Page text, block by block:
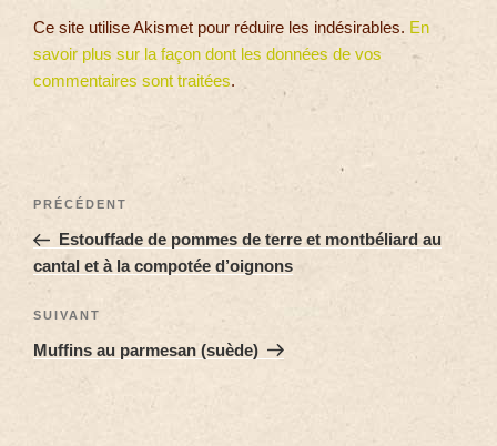
Ce site utilise Akismet pour réduire les indésirables. En
savoir plus sur la façon dont les données de vos
commentaires sont traitées.
PRÉCÉDENT
Estouffade de pommes de terre et montbéliard au
cantal et à la compotée d’oignons
SUIVANT
Muffins au parmesan (suède)